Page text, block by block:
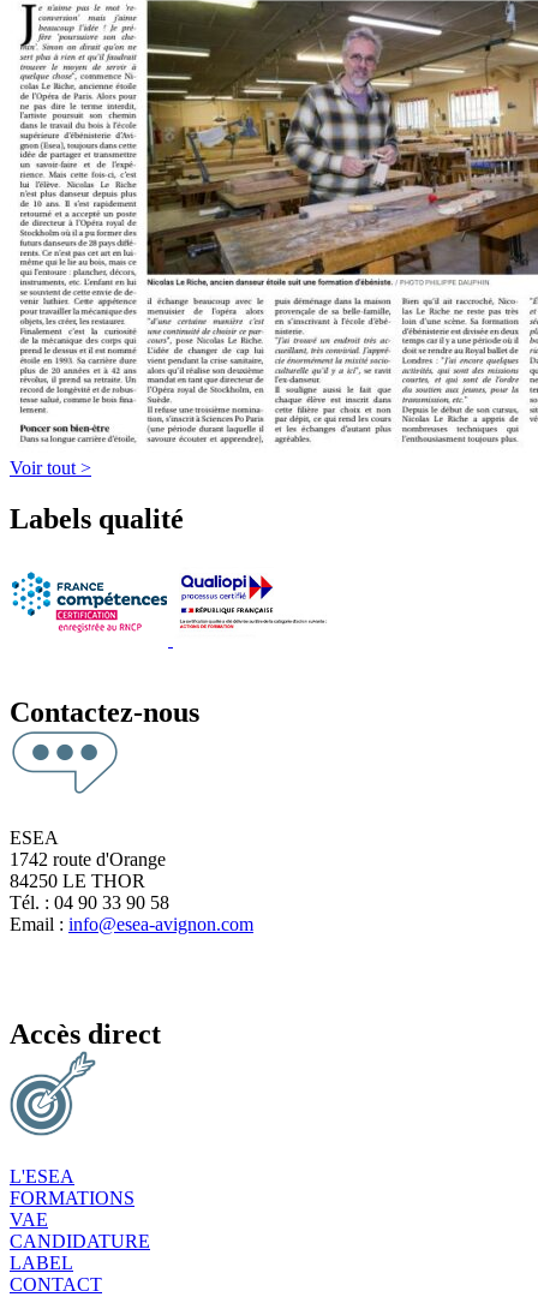
Voir tout >
Labels qualité
Contactez-nous
ESEA
1742 route d'Orange
84250 LE THOR
Tél. : 04 90 33 90 58
Email : info@esea-avignon.com
Accès direct
L'ESEA
FORMATIONS
VAE
CANDIDATURE
LABEL
CONTACT